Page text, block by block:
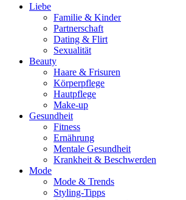
Liebe
Familie & Kinder
Partnerschaft
Dating & Flirt
Sexualität
Beauty
Haare & Frisuren
Körperpflege
Hautpflege
Make-up
Gesundheit
Fitness
Ernährung
Mentale Gesundheit
Krankheit & Beschwerden
Mode
Mode & Trends
Styling-Tipps